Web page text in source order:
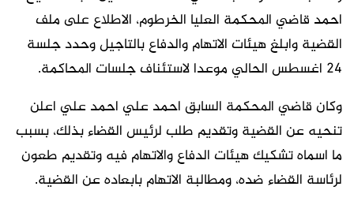
احمد قاضي المحكمة العليا الخرطوم، الاطلاع على ملف
القضية وابلغ هيئات الاتهام والدفاع بالتاجيل وحدد جلسة
24 اغسطس الحالي موعدا لاستئناف جلسات المحاكمة.
وكان قاضي المحكمة السابق احمد علي احمد علي اعلن
تنحيه عن القضية وتقديم طلب لرئيس القضاء بذلك، بسبب
ما اسماه تشكيك هيئات الدفاع والاتهام فيه وتقديم طعون
لرئاسة القضاء ضده، ومطالبة الاتهام بابعاده عن القضية.